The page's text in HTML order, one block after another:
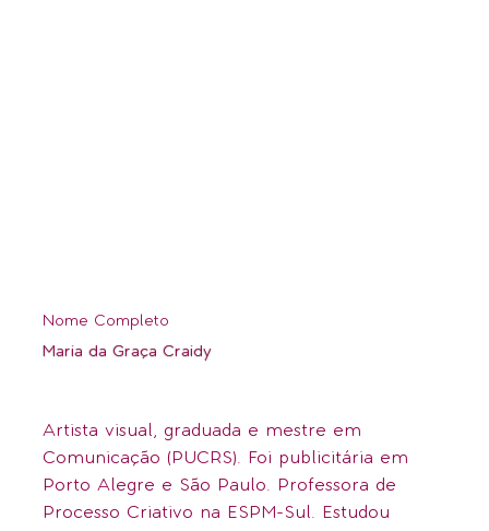
Nome Completo
Maria da Graça Craidy
Artista visual, graduada e mestre em
Comunicação (PUCRS). Foi publicitária em
Porto Alegre e São Paulo. Professora de
Processo Criativo na ESPM-Sul. Estudou